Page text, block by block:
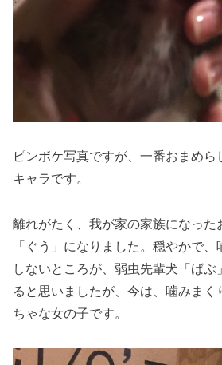
ピンボケ写真ですが、一番おまめ
キャラです。
離れがたく、我が家の家族になった
「ぐう」になりました。穏やかで
しないところが、弱虫先輩犬「ばぶ
ると思いましたが、今は、噛みまく
ちゃな女の子です。